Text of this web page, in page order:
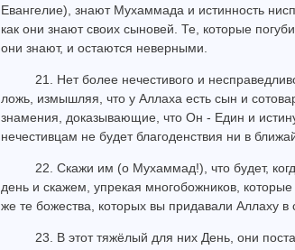
Евангелие), знают Мухаммада и истинность
как они знают своих сыновей. Те, которые
они знают, и остаются неверными.
21. Нет более нечестивого и
ложь, измышляя, что у Аллаха есть сын и
знамения, доказывающие, что Он - Един и
нечестивцам не будет благоденствия ни в
22. Скажи им (о Мухаммад!), что будет,
день и скажем, упрекая многобожников,
же те божества, которых вы придавали Аллаху
23. В этот тяжёлый для них День, они